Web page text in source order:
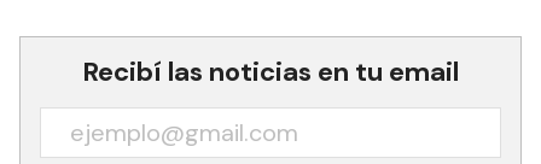
Recibí las noticias en tu email